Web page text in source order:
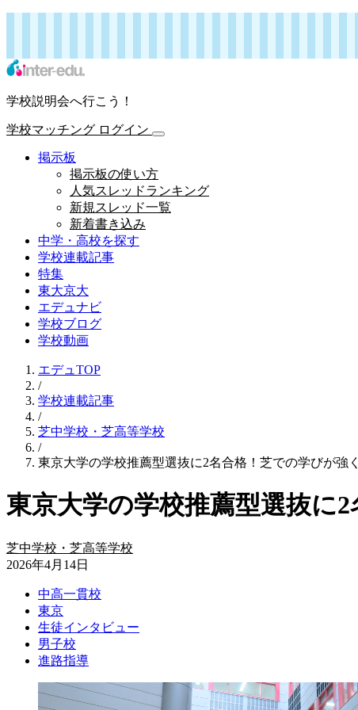
学校説明会へ行こう！
学校マッチング ログイン
掲示板
掲示板の使い方
人気スレッドランキング
新規スレッド一覧
新着書き込み
中学・高校を探す
学校連載記事
特集
東大京大
エデュナビ
学校ブログ
学校動画
エデュTOP
/
学校連載記事
/
芝中学校・芝高等学校
/
東京大学の学校推薦型選抜に2名合格！芝での学びが強
東京大学の学校推薦型選抜に
芝中学校・芝高等学校
2026年4月14日
中高一貫校
東京
生徒インタビュー
男子校
進路指導